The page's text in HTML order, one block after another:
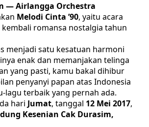
— Airlangga Orchestra
Melodi Cinta ’90, yaitu acara
romansa nostalgia tahun
menjadi satu kesatuan harmoni
enak dan memanjakan telinga
yang pasti, kamu bakal dihibur
penyanyi papan atas Indonesia
lagu terbaik yang pernah ada.
hari Jumat, tanggal 12 Mei 2017,
Kesenian Cak Durasim,